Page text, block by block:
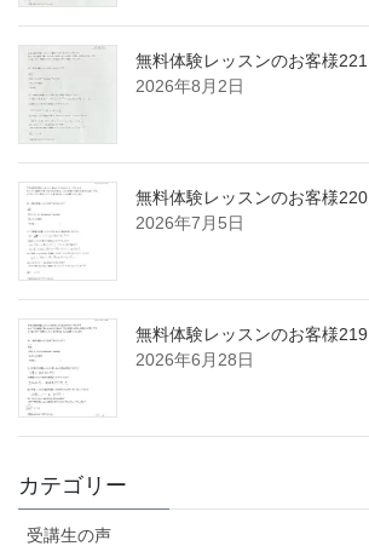
無料体験レッスンのお客様221
2026年8月2日
無料体験レッスンのお客様220
2026年7月5日
無料体験レッスンのお客様219
2026年6月28日
カテゴリー
受講生の声